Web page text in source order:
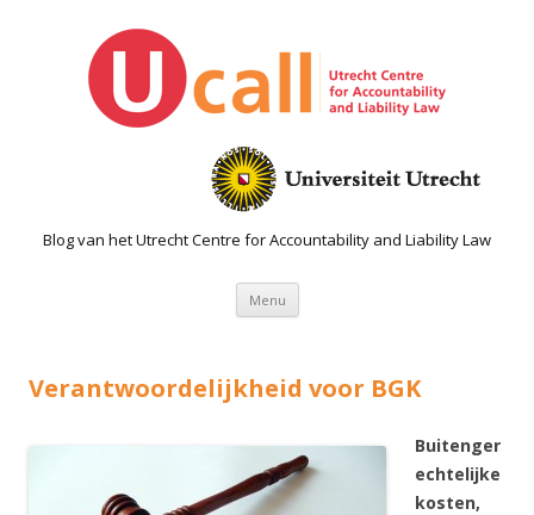
Blog van het Utrecht Centre for Accountability and Liability Law
Menu Spring naar de inhoud
Verantwoordelijkheid voor BGK
Buitenger
echtelijke
kosten,